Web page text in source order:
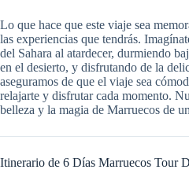
Lo que hace que este viaje sea
las experiencias que tendrás.
del Sahara al atardecer, durmiendo
en el desierto, y disfrutando de la
aseguramos de que el viaje sea
relajarte y disfrutar cada momento.
belleza y la magia de Marruecos de
Itinerario de 6 Días Marruecos Tour